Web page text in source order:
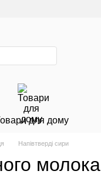
для дому
Напівтверді сири
молока